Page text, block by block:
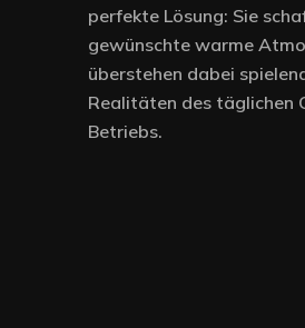
perfekte Lösung: Sie
gewünschte warme
überstehen dabei
Realitäten des täglichen
Betriebs.